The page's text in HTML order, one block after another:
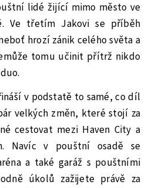
lidé žijící mimo město ve
Ve třetím Jakovi se příběh
hrozí zánik celého světa a
tomu učinit přítrž nikdo
v podstatě to samé, co díl
velkých změn, které stojí za
cestovat mezi Haven City a
Navíc v pouštní osadě se
a také garáž s pouštními
úkolů zažijete právě za